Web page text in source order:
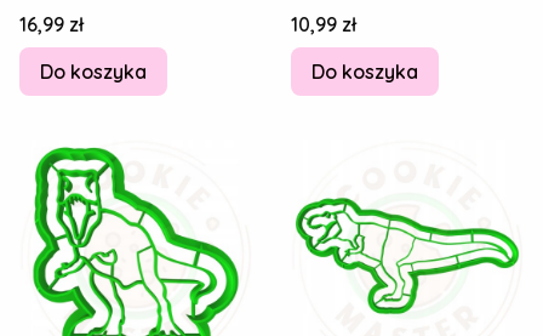
Pierników DINOZAUR
Triceratops 14cm
Cena
16,99 zł
Do koszyka
Pierników DINOZAUR
Triceratops 14cm
Cena
10,99 zł
Do koszyka